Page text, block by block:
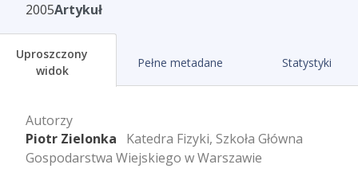
2005Artykuł
Uproszczony
widok
Pełne metadane Statystyki
Autorzy
Piotr Zielonka
Katedra Fizyki, Szkoła Główna
Gospodarstwa Wiejskiego w Warszawie